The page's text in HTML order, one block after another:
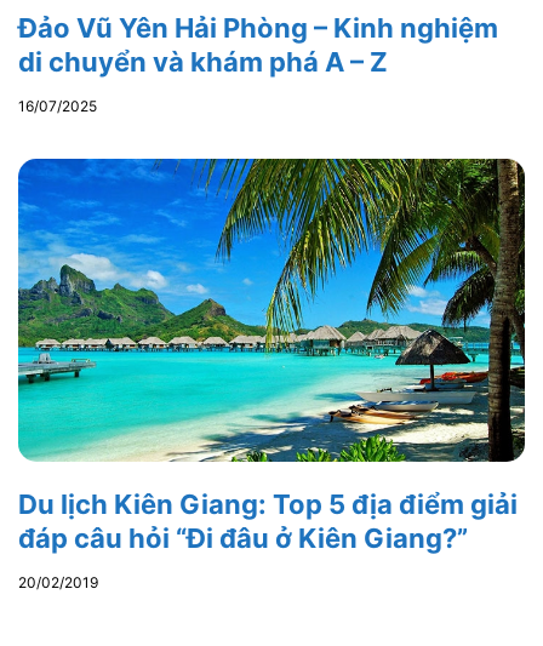
Đảo Vũ Yên Hải Phòng – Kinh nghiệm
di chuyển và khám phá A – Z
16/07/2025
Du lịch Kiên Giang: Top 5 địa điểm giải
đáp câu hỏi “Đi đâu ở Kiên Giang?”
20/02/2019